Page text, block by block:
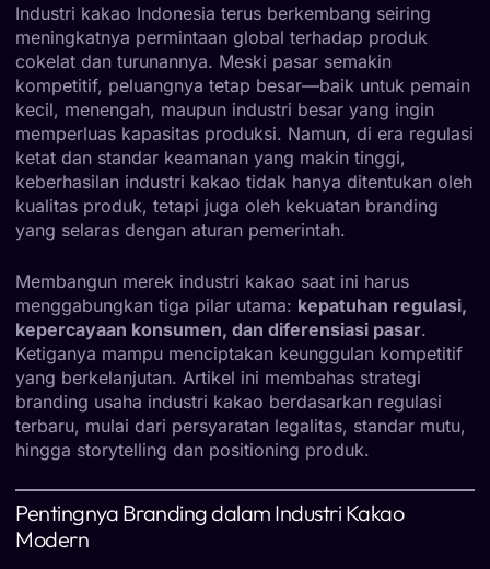
Industri kakao Indonesia terus berkembang seiring
meningkatnya permintaan global terhadap produk
cokelat dan turunannya. Meski pasar semakin
kompetitif, peluangnya tetap besar—baik untuk pemain
kecil, menengah, maupun industri besar yang ingin
memperluas kapasitas produksi. Namun, di era regulasi
ketat dan standar keamanan yang makin tinggi,
keberhasilan industri kakao tidak hanya ditentukan oleh
kualitas produk, tetapi juga oleh kekuatan branding
yang selaras dengan aturan pemerintah.
Membangun merek industri kakao saat ini harus
menggabungkan tiga pilar utama: kepatuhan regulasi,
kepercayaan konsumen, dan diferensiasi pasar.
Ketiganya mampu menciptakan keunggulan kompetitif
yang berkelanjutan. Artikel ini membahas strategi
branding usaha industri kakao berdasarkan regulasi
terbaru, mulai dari persyaratan legalitas, standar mutu,
hingga storytelling dan positioning produk.
Pentingnya Branding dalam Industri Kakao
Modern